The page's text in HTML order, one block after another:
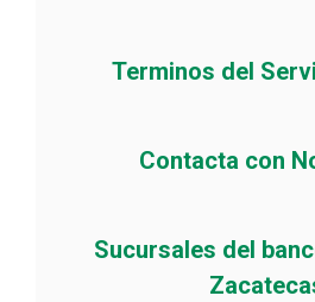
Terminos del
Contacta con
Sucursales del